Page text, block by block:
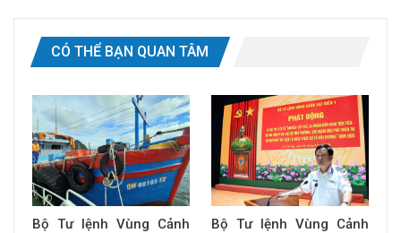
CÓ THỂ BẠN QUAN TÂM
Bộ Tư lệnh Vùng Cảnh
Bộ Tư lệnh Vùng Cảnh